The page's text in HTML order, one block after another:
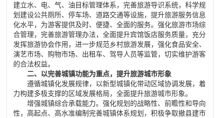
建立水、电、气、油目标管理体系，完善旅游导识系统，科学规
划建设公共厕所、停车场、道路交通等设施，提升旅游服务信息
化水平，为游客提供及时、便捷、全面的服务。强化旅游市场综
合管理，完善旅游管理办法，全面提升宾馆饭店服务质量，充分
发挥旅游协会作用，进一步规范乡村旅游发展，强化食品安全、
演艺市场、购物市场、出租车、驾导人员等监管，切实维护游客
的合法权益。
二、以完善城镇功能为重点，提升旅游城市形象
遵循城镇化发展规律，以新型城镇化带动区域协调发展，着
力构建多极支撑的区域发展格局，全面提升旅游城市形象。
增强城镇综合承载能力。强化规划的战略性、前瞻性和导向
性，高起点、高水准编制完善城镇体系规划，积极争取撤县建市